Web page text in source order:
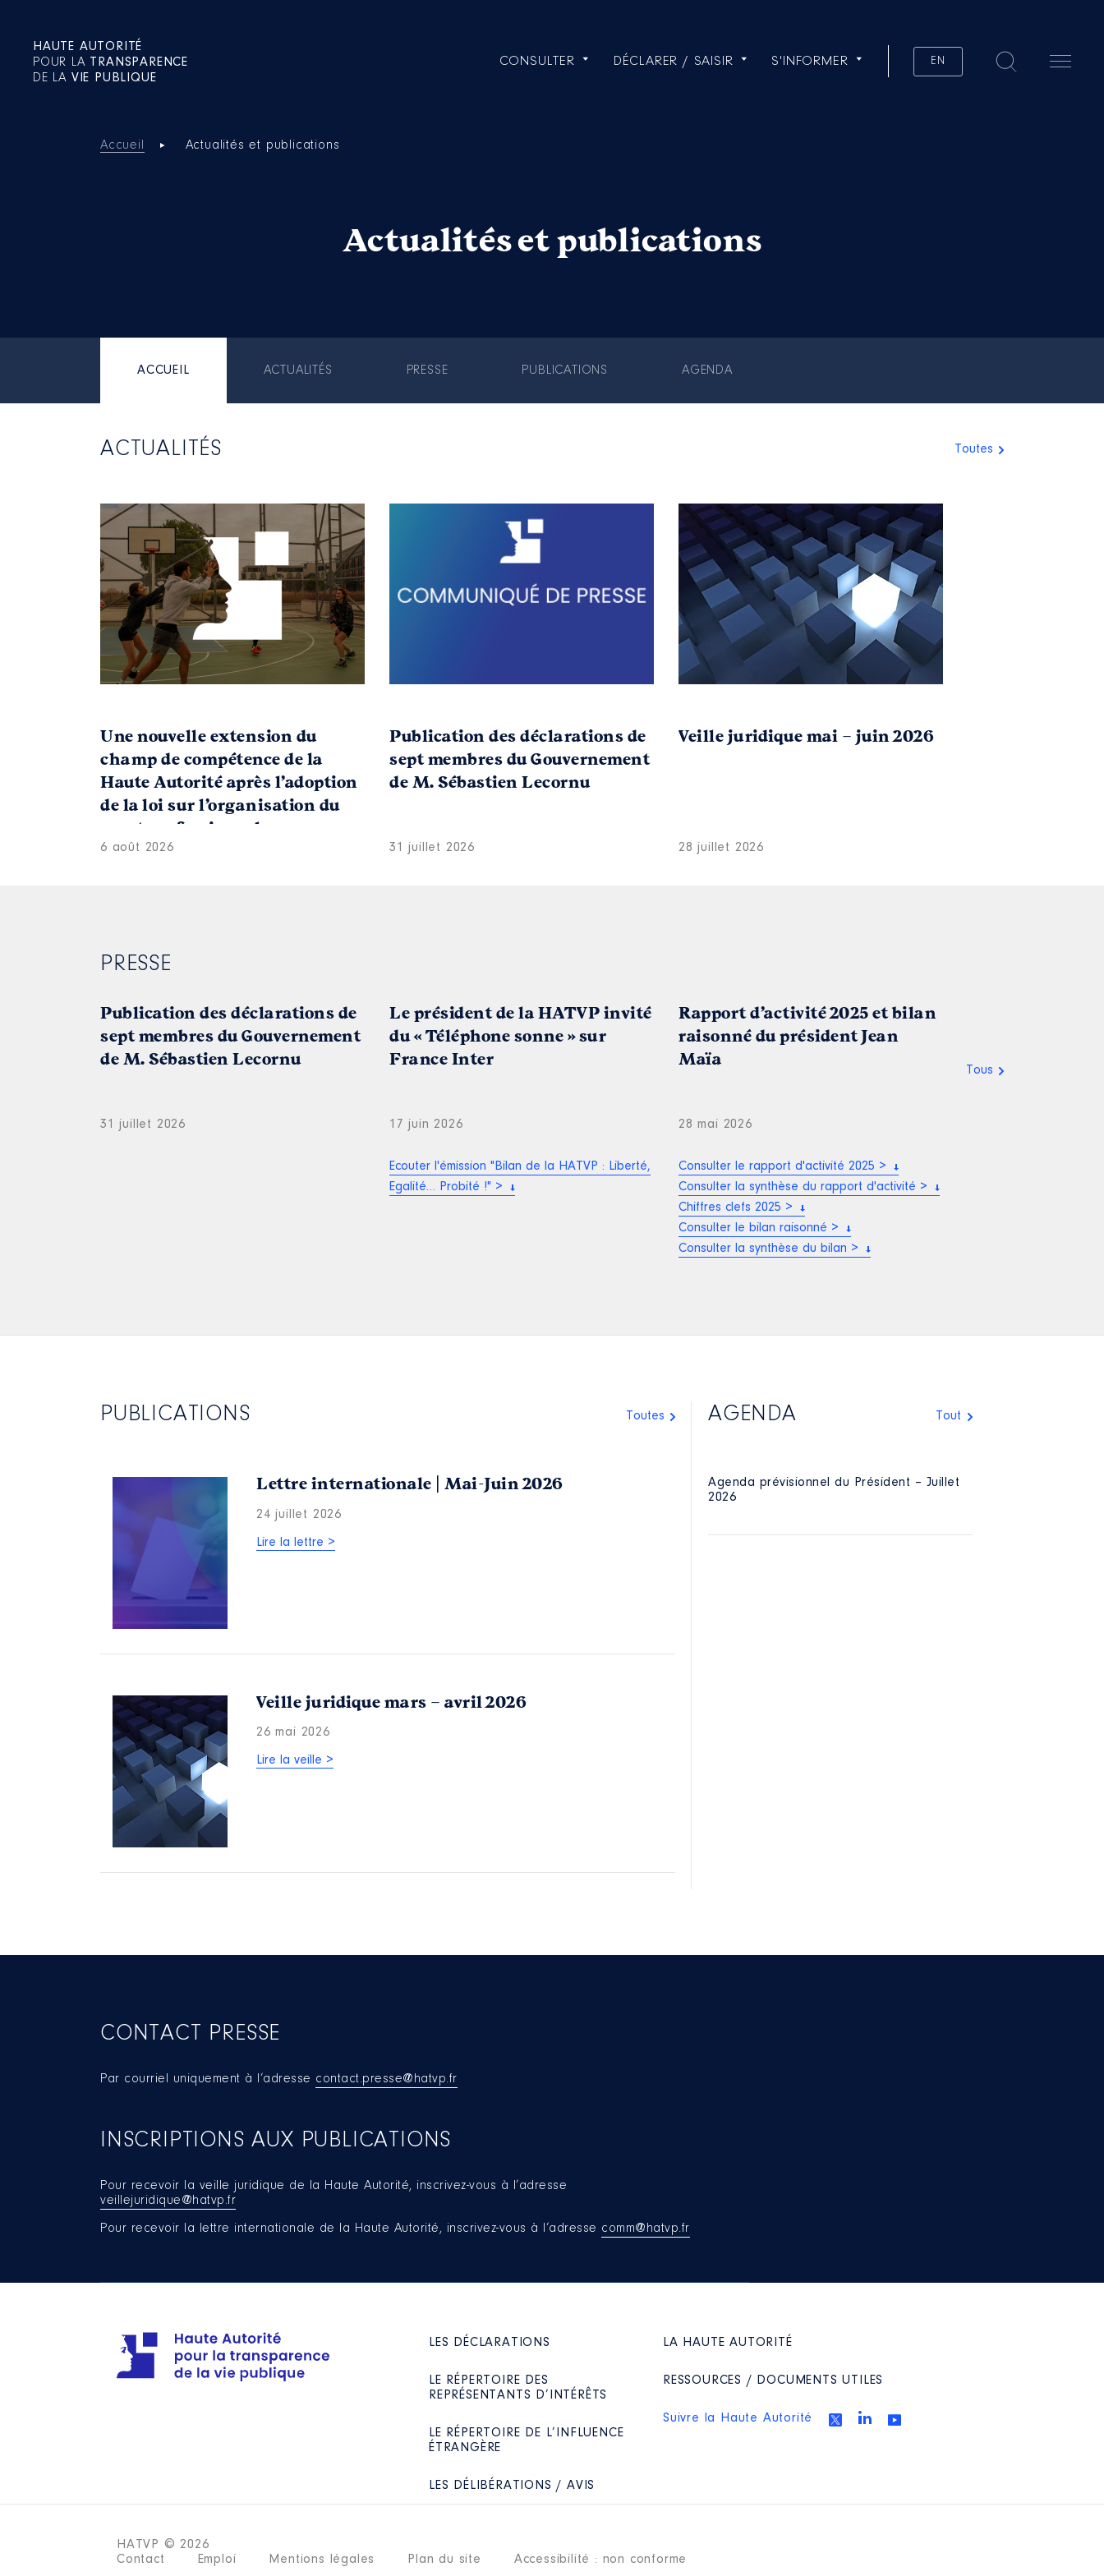
HAUTE AUTORITÉ
POUR LA TRANSPARENCE
DE LA VIE PUBLIQUE
CONSULTER DÉCLARER / SAISIR S'INFORMER EN
Accueil Actualités et publications
Actualités et publications
ACCUEIL ACTUALITÉS PRESSE PUBLICATIONS AGENDA
ACTUALITÉS
Une nouvelle extension du
champ de compétence de la
Haute Autorité après l’adoption
de la loi sur l’organisation du
sport professionnel
6 août 2026
Publication des déclarations de
sept membres du Gouvernement
de M. Sébastien Lecornu
31 juillet 2026
Veille juridique mai – juin 2026
28 juillet 2026
Toutes
PRESSE
Publication des déclarations de
sept membres du Gouvernement
de M. Sébastien Lecornu
31 juillet 2026
Le président de la HATVP invité
du « Téléphone sonne » sur
France Inter
17 juin 2026
Ecouter l'émission "Bilan de la HATVP : Liberté,
Egalité… Probité !" >
Rapport d’activité 2025 et bilan
raisonné du président Jean
Maïa
28 mai 2026
Consulter le rapport d'activité 2025 >
Consulter la synthèse du rapport d'activité >
Chiffres clefs 2025 >
Consulter le bilan raisonné >
Consulter la synthèse du bilan >
Tous
PUBLICATIONS
Lettre internationale | Mai-Juin 2026
24 juillet 2026
Lire la lettre >
Veille juridique mars – avril 2026
26 mai 2026
Lire la veille >
Toutes AGENDA
Agenda prévisionnel du Président – Juillet
2026
Tout
CONTACT PRESSE
Par courriel uniquement à l’adresse contact.presse@hatvp.fr
INSCRIPTIONS AUX PUBLICATIONS
Pour recevoir la veille juridique de la Haute Autorité, inscrivez-vous à l’adresse
veillejuridique@hatvp.fr
Pour recevoir la lettre internationale de la Haute Autorité, inscrivez-vous à l’adresse comm@hatvp.fr
LES DÉCLARATIONS
LE RÉPERTOIRE DES
REPRÉSENTANTS D’INTÉRÊTS
LE RÉPERTOIRE DE L’INFLUENCE
ÉTRANGÈRE
LES DÉLIBÉRATIONS / AVIS
LA HAUTE AUTORITÉ
RESSOURCES / DOCUMENTS UTILES
Suivre la Haute Autorité
HATVP © 2026
Contact
Emploi Mentions légales Plan du site Accessibilité : non conforme